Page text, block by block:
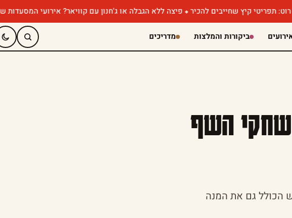
קיץ שחייבים להכיר פיצה ללא הגבלה או ג'חנון עם קוויאר? אירועי המסעדות שישברו
ביקורות והמלצות מדריכים
השף
הכולל גם את המנה